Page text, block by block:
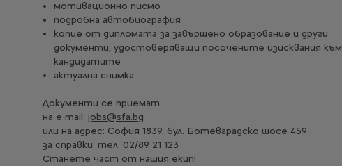
мотивационно писмо
подробна автобиография
копие от дипломата за завършено образование и други
документи, удостоверяващи посочените изисквания към
кандидатите
актуална снимка.
Документи се приемат
на е-mail: jobs@sfa.bg
или на адрес: София 1839, бул. Ботевградско шосе 459
за справки: тел. 02/89 21 123
Станете част от нашия екип!